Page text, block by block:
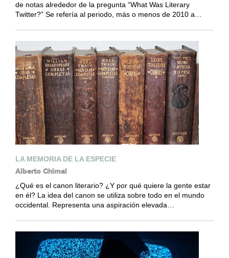
de notas alrededor de la pregunta “What Was Literary
Twitter?” Se refería al periodo, más o menos de 2010 a…
LA MEMORIA DE LA ESPECIE
Alberto Chimal
¿Qué es el canon literario? ¿Y por qué quiere la gente estar
en él? La idea del canon se utiliza sobre todo en el mundo
occidental. Representa una aspiración elevada…